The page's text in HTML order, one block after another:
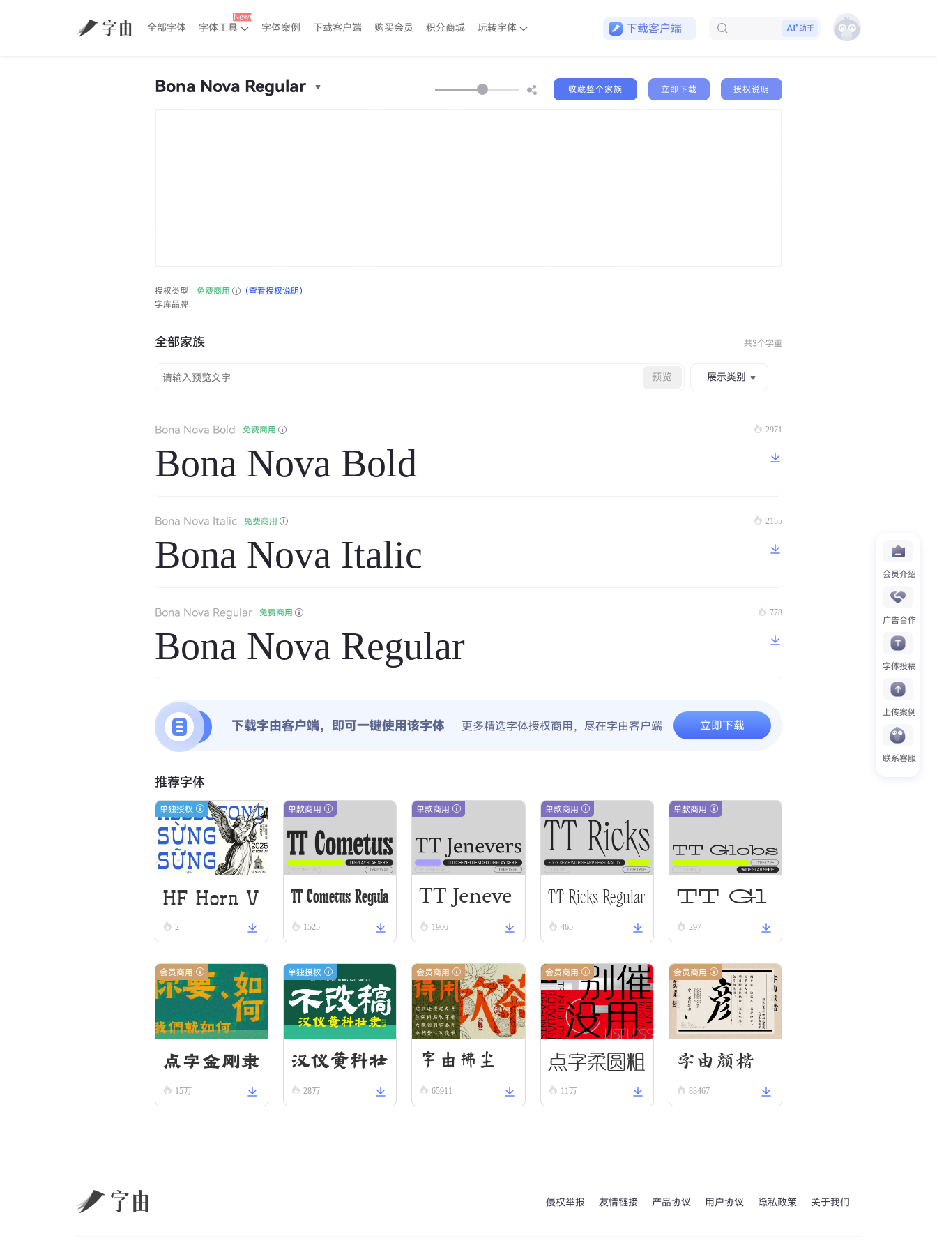
全部字体 字体工具 字体案例 下载客户端 购买会员 积分商城 玩转字体
下载客户端
助手
会员介绍
广告合作
字体投稿
上传案例
联系客服
Bona Nova Regular 收藏整个家族 立即下载 授权说明
授权类型： 免费商用
（查看授权说明）
字库品牌：
全部家族 共3个字重
预览 展示类别
Bona Nova Bold 免费商用
Bona Nova Bold
2971
Bona Nova Italic 免费商用
Bona Nova Italic
2155
Bona Nova Regular 免费商用
Bona Nova Regular
778
下载字由客户端，即可一键使用该字体 更多精选字体授权商用，尽在字由客户端 立即下载
推荐字体
单独授权
HF Horn V
N2
单款商用
TT Cometus Regula
r
1525
单款商用
TT Jeneve
rs Regular
1906
单款商用
TT Ricks Regular
465
单款商用
TT Gl
obs R
egula
r
297
会员商用
点字金刚隶
15万
单独授权
汉仪黄科壮
隶 W
28万
会员商用
字由拂尘
65911
会员商用
点字柔圆粗
11万
会员商用
字由颜楷
83467
侵权举报 友情链接 产品协议 用户协议 隐私政策 关于我们